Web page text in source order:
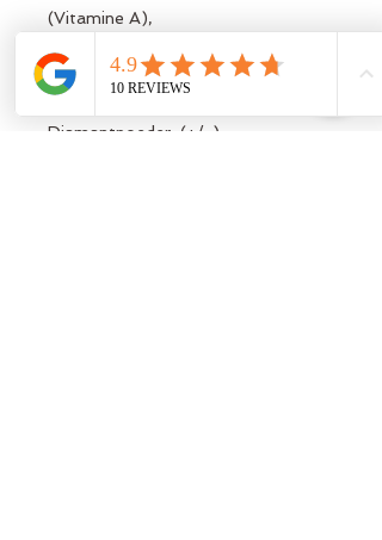
(Vitamine A),
Hexyleenglycol, Camellia Oleifera
Diamantpoeder, (+/-):